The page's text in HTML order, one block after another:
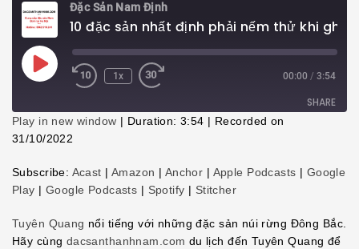
Đặc Sản Nam Định
Play
Episode
1x 00:00 / 3:54
SHARE
SHARE
LINK
EMBED
Play in new window | Duration: 3:54 | Recorded on
31/10/2022
Subscribe: Acast | Amazon | Anchor | Apple Podcasts | Google
Play | Google Podcasts | Spotify | Stitcher
Tuyên Quang nổi tiếng với những đặc sản núi rừng Đông Bắc.
Hãy cùng dacsanthanhnam.com du lịch đến Tuyên Quang để